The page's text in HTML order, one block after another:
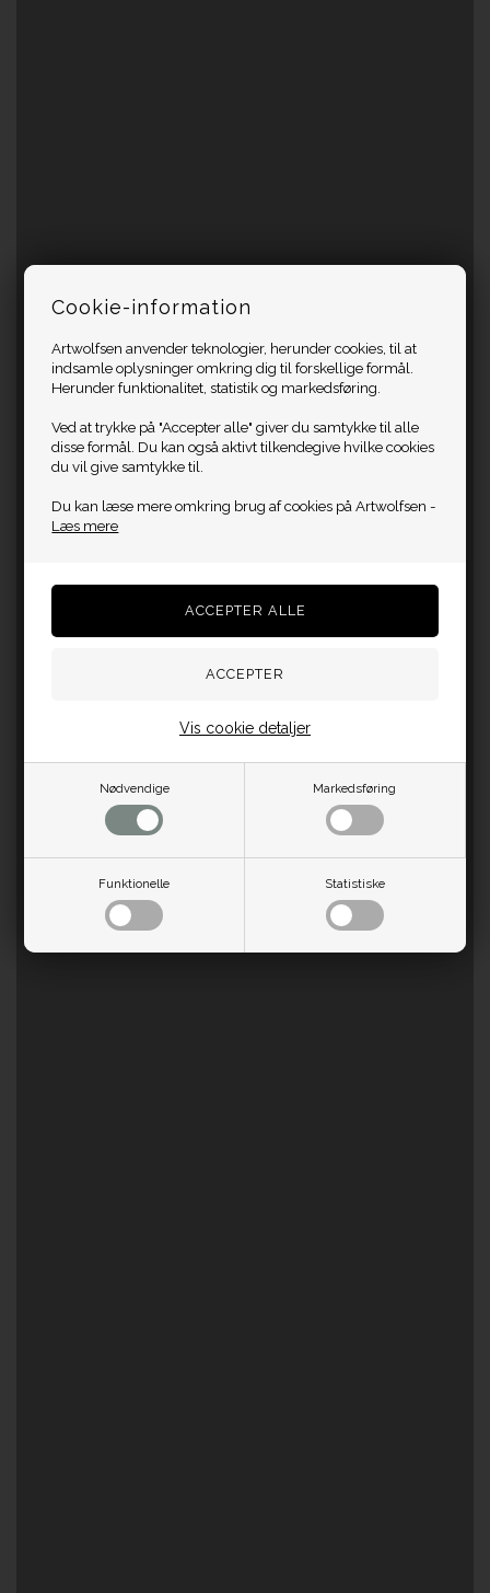
Cookie-information
Artwolfsen anvender teknologier, herunder cookies, til at
indsamle oplysninger omkring dig til forskellige formål.
Herunder funktionalitet, statistik og markedsføring.
Ved at trykke på "Accepter alle" giver du samtykke til alle
disse formål. Du kan også aktivt tilkendegive hvilke cookies
du vil give samtykke til.
Du kan læse mere omkring brug af cookies på Artwolfsen -
Læs mere
Nødvendige Markedsføring
Funktionelle Statistiske
Vis cookie detaljer